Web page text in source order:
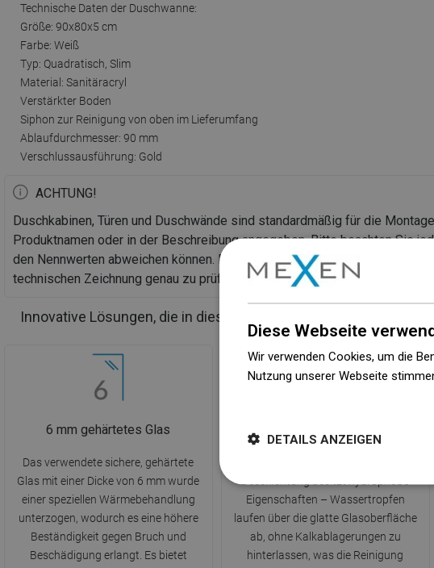
Technische Daten der Duschwanne:
Größe: 90x80x5 cm
Farbe: Weiß
Typ: Quadratisch, Slim
Material: Sanitäracryl
Verstärkter Boden
Siphon zur Reinigung von oben im Lieferumfang
Ablaufdurchmesser: 90 mm
Verschlussausführung: Gold
ACHTUNG!
Duschkabinen, Türen und Duschwände sind standardmäßig für die
Produktnamen oder in der Beschreibung angegeben. Bitte beachten Sie
den Nennwerten abweichen können. Bei einer geplanten Bodenmontage
technischen Zeichnung genau zu prüfen.
Innovative Lösungen, die in diesem Produkt verwendet werden
6 mm gehärtetes Glas
Das verwendete sichere, gehärtete
Glas mit einer Dicke von 6 mm wurde
einer speziellen Wärmebehandlung
unterzogen, wodurch es eine höhere
Beständigkeit gegen Bruch und
Beschädigung erlangt. Es bietet
Eigenschaften – Wassertropfen
laufen über die glatte Glasoberfläche
ab, ohne Kalkablagerungen zu
hinterlassen, was die Reinigung
Diese Webseite
Wir verwenden Cookies, um die
Nutzung unserer Webseite
DETAILS ANZEIGEN